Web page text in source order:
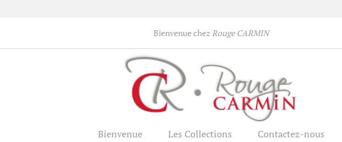
Bienvenue chez Rouge CARMIN
Bienvenue Les Collections Contactez-nous